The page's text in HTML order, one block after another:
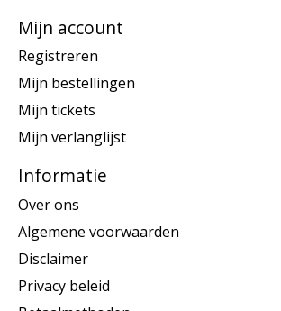
Mijn account
Registreren
Mijn bestellingen
Mijn tickets
Mijn verlanglijst
Informatie
Over ons
Algemene voorwaarden
Disclaimer
Privacy beleid